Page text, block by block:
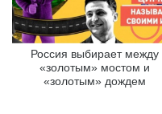
Россия выбирает между
«золотым» мостом и
«золотым» дождем